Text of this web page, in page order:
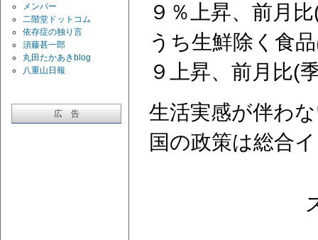
メンバー
二階堂ドットコム
依存症の独り言
須藤甚一郎
丸田たかあきblog
八重山日報
広 告
９％上昇、前月
うち生鮮除く食
９上昇、前月比(
生活実感が伴わ
国の政策は総合